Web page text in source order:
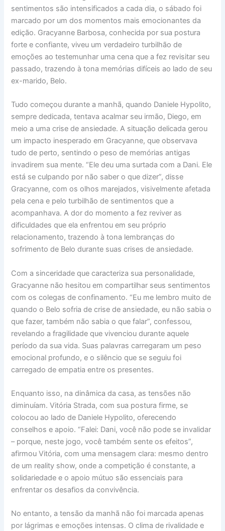
sentimentos são intensificados a cada dia, o sábado foi
marcado por um dos momentos mais emocionantes da
edição. Gracyanne Barbosa, conhecida por sua postura
forte e confiante, viveu um verdadeiro turbilhão de
emoções ao testemunhar uma cena que a fez revisitar seu
passado, trazendo à tona memórias difíceis ao lado de seu
ex-marido, Belo.
Tudo começou durante a manhã, quando Daniele Hypolito,
sempre dedicada, tentava acalmar seu irmão, Diego, em
meio a uma crise de ansiedade. A situação delicada gerou
um impacto inesperado em Gracyanne, que observava
tudo de perto, sentindo o peso de memórias antigas
invadirem sua mente. “Ele deu uma surtada com a Dani. Ele
está se culpando por não saber o que dizer”, disse
Gracyanne, com os olhos marejados, visivelmente afetada
pela cena e pelo turbilhão de sentimentos que a
acompanhava. A dor do momento a fez reviver as
dificuldades que ela enfrentou em seu próprio
relacionamento, trazendo à tona lembranças do
sofrimento de Belo durante suas crises de ansiedade.
Com a sinceridade que caracteriza sua personalidade,
Gracyanne não hesitou em compartilhar seus sentimentos
com os colegas de confinamento. “Eu me lembro muito de
quando o Belo sofria de crise de ansiedade, eu não sabia o
que fazer, também não sabia o que falar”, confessou,
revelando a fragilidade que vivenciou durante aquele
período da sua vida. Suas palavras carregaram um peso
emocional profundo, e o silêncio que se seguiu foi
carregado de empatia entre os presentes.
Enquanto isso, na dinâmica da casa, as tensões não
diminuíam. Vitória Strada, com sua postura firme, se
colocou ao lado de Daniele Hypolito, oferecendo
conselhos e apoio. “Falei: Dani, você não pode se invalidar
– porque, neste jogo, você também sente os efeitos”,
afirmou Vitória, com uma mensagem clara: mesmo dentro
de um reality show, onde a competição é constante, a
solidariedade e o apoio mútuo são essenciais para
enfrentar os desafios da convivência.
No entanto, a tensão da manhã não foi marcada apenas
por lágrimas e emoções intensas. O clima de rivalidade e